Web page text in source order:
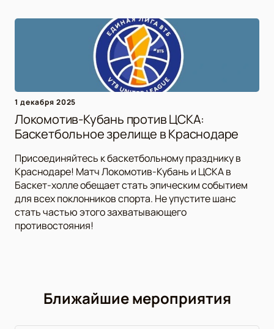
1 декабря 2025
Локомотив-Кубань против ЦСКА:
Баскетбольное зрелище в Краснодаре
Присоединяйтесь к баскетбольному празднику в
Краснодаре! Матч Локомотив-Кубань и ЦСКА в
Баскет-холле обещает стать эпическим событием
для всех поклонников спорта. Не упустите шанс
стать частью этого захватывающего
противостояния!
Ближайшие мероприятия